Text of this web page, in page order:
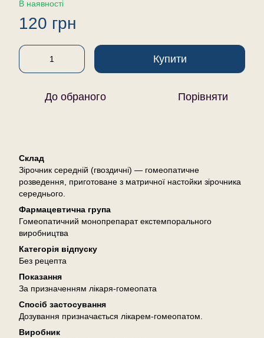
В наявності
120 грн
Купити
До обраного Порівняти
Склад
Зірочник середній (гвоздичні) — гомеопатичне
розведення, приготоване з матричної настойки зірочника
середнього.
Фармацевтична група
Гомеопатичний монопрепарат екстемпорального
виробництва
Категорія відпуску
Без рецепта
Показання
За призначенням лікаря-гомеопата
Спосіб застосування
Дозування призначається лікарем-гомеопатом.
Виробник